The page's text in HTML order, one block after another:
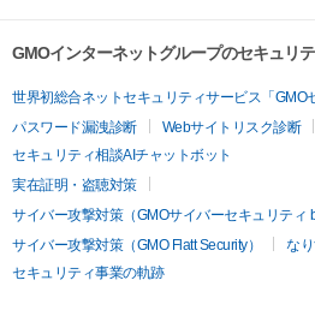
GMOインターネットグループのセキュリ
世界初総合ネットセキュリティサービス「GMO
パスワード漏洩診断
Webサイトリスク診断
セキュリティ相談AIチャットボット
実在証明・盗聴対策
サイバー攻撃対策（GMOサイバーセキュリティ
サイバー攻撃対策（GMO Flatt Security）
な
セキュリティ事業の軌跡